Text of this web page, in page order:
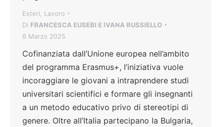
Esteri
Lavoro
Di FRANCESCA EUSEBI E IVANA RUSSIELLO
6 Marzo 2025
Cofinanziata dall’Unione europea nell’ambito
del programma Erasmus+, l’iniziativa vuole
incoraggiare le giovani a intraprendere studi
universitari scientifici e formare gli insegnanti
a un metodo educativo privo di stereotipi di
genere. Oltre all’Italia partecipano la Bulgaria,